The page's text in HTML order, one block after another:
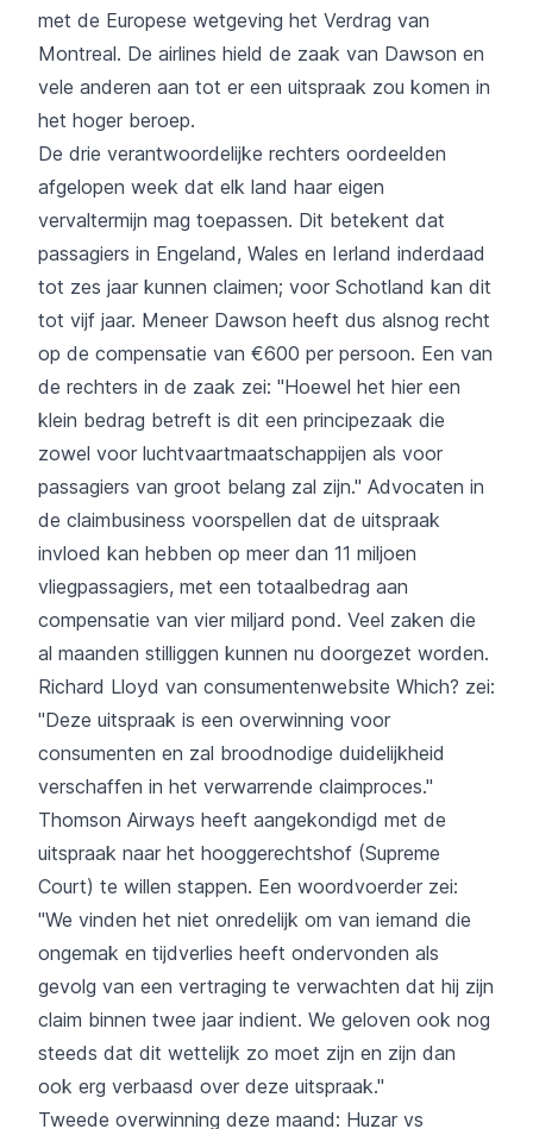
met de Europese wetgeving het Verdrag van
Montreal. De airlines hield de zaak van Dawson en
vele anderen aan tot er een uitspraak zou komen in
het hoger beroep.
De drie verantwoordelijke rechters oordeelden
afgelopen week dat elk land haar eigen
vervaltermijn mag toepassen. Dit betekent dat
passagiers in Engeland, Wales en Ierland inderdaad
tot zes jaar kunnen claimen; voor Schotland kan dit
tot vijf jaar. Meneer Dawson heeft dus alsnog recht
op de compensatie van €600 per persoon. Een van
de rechters in de zaak zei: "Hoewel het hier een
klein bedrag betreft is dit een principezaak die
zowel voor luchtvaartmaatschappijen als voor
passagiers van groot belang zal zijn." Advocaten in
de claimbusiness voorspellen dat de uitspraak
invloed kan hebben op meer dan 11 miljoen
vliegpassagiers, met een totaalbedrag aan
compensatie van vier miljard pond. Veel zaken die
al maanden stilliggen kunnen nu doorgezet worden.
Richard Lloyd van consumentenwebsite Which? zei:
"Deze uitspraak is een overwinning voor
consumenten en zal broodnodige duidelijkheid
verschaffen in het verwarrende claimproces."
Thomson Airways heeft aangekondigd met de
uitspraak naar het hooggerechtshof (Supreme
Court) te willen stappen. Een woordvoerder zei:
"We vinden het niet onredelijk om van iemand die
ongemak en tijdverlies heeft ondervonden als
gevolg van een vertraging te verwachten dat hij zijn
claim binnen twee jaar indient. We geloven ook nog
steeds dat dit wettelijk zo moet zijn en zijn dan
ook erg verbaasd over deze uitspraak."
Tweede overwinning deze maand: Huzar vs